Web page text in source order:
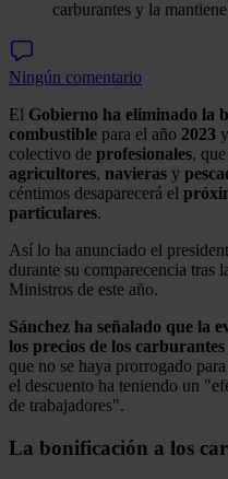
carburantes y la
Ningún comentario
El Gobierno ha eliminado la
combustible para el año 2023
colectivo de profesionales,
agricultores, navieras y
céntimos desaparecerá el
particulares.
Así lo ha anunciado el
durante su comparecencia tras
Ministros de este año.
Sánchez ha señalado que la
los precios de los
que no se haya prorrogado
el descuento ha teniendo un
de trabajadores".
La bonificación a los